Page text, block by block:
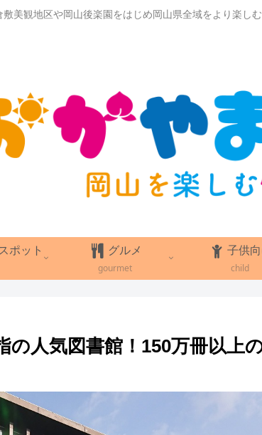
敷美観地区や岡山後楽園をはじめ岡山県全域をより楽し
ポット
グルメ
gourmet
子供
child
の人気図書館！150万冊以上